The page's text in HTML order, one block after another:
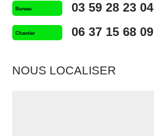
Bureau 03 59 28 23 04
Chantier 06 37 15 68 09
NOUS LOCALISER